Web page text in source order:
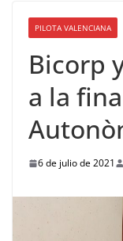
PILOTA VALENCIANA
Bicorp
a la
6 de julio de 2021